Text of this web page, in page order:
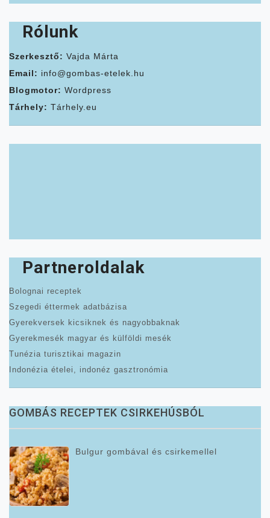
Rólunk
Szerkesztő: Vajda Márta
Email: info@gombas-etelek.hu
Blogmotor: Wordpress
Tárhely: Tárhely.eu
Partneroldalak
Bolognai receptek
Szegedi éttermek adatbázisa
Gyerekversek kicsiknek és nagyobbaknak
Gyerekmesék magyar és külföldi mesék
Tunézia turisztikai magazin
Indonézia ételei, indonéz gasztronómia
GOMBÁS RECEPTEK CSIRKEHÚSBÓL
Bulgur gombával és csirkemellel